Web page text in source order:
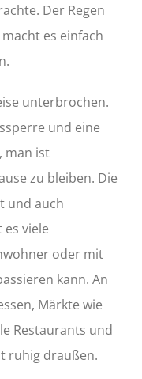
Der Regen
es einfach
unterbrochen.
und eine
man ist
zu bleiben. Die
und auch
viele
oder mit
kann. An
Märkte wie
Restaurants und
ruhig draußen.